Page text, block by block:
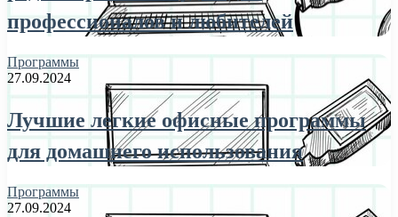
профессионалов и любителей
Программы
27.09.2024
Лучшие легкие офисные программы
для домашнего использования
Программы
27.09.2024